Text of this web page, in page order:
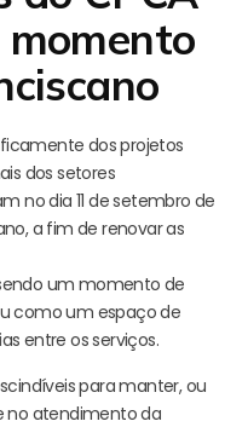
dos projetos
dos setores
no dia 11 de setembro de
a fim de renovar as
um momento de
como um espaço de
entre os serviços.
para manter, ou
no atendimento da